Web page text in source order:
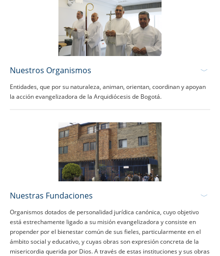
Nuestros Organismos
Entidades, que por su naturaleza, animan, orientan, coordinan y apoyan
la acción evangelizadora de la Arquidiócesis de Bogotá.
Nuestras Fundaciones
Organismos dotados de personalidad jurídica canónica, cuyo objetivo
está estrechamente ligado a su misión evangelizadora y consiste en
propender por el bienestar común de sus fieles, particularmente en el
ámbito social y educativo, y cuyas obras son expresión concreta de la
misericordia querida por Dios. A través de estas instituciones y sus obras